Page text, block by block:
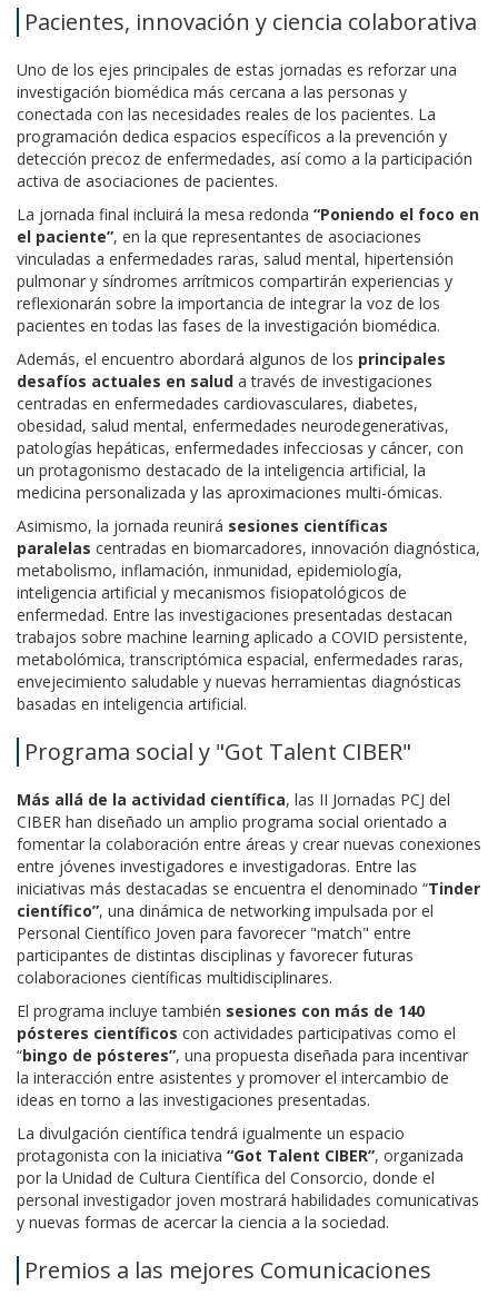
Pacientes, innovación y ciencia colaborativa
Uno de los ejes principales de estas jornadas es reforzar una
investigación biomédica más cercana a las personas y
conectada con las necesidades reales de los pacientes. La
programación dedica espacios específicos a la prevención y
detección precoz de enfermedades, así como a la participación
activa de asociaciones de pacientes.
La jornada final incluirá la mesa redonda “Poniendo el foco en
el paciente”, en la que representantes de asociaciones
vinculadas a enfermedades raras, salud mental, hipertensión
pulmonar y síndromes arrítmicos compartirán experiencias y
reflexionarán sobre la importancia de integrar la voz de los
pacientes en todas las fases de la investigación biomédica.
Además, el encuentro abordará algunos de los principales
desafíos actuales en salud a través de investigaciones
centradas en enfermedades cardiovasculares, diabetes,
obesidad, salud mental, enfermedades neurodegenerativas,
patologías hepáticas, enfermedades infecciosas y cáncer, con
un protagonismo destacado de la inteligencia artificial, la
medicina personalizada y las aproximaciones multi-ómicas.
Asimismo, la jornada reunirá sesiones científicas
paralelas centradas en biomarcadores, innovación diagnóstica,
metabolismo, inflamación, inmunidad, epidemiología,
inteligencia artificial y mecanismos fisiopatológicos de
enfermedad. Entre las investigaciones presentadas destacan
trabajos sobre machine learning aplicado a COVID persistente,
metabolómica, transcriptómica espacial, enfermedades raras,
envejecimiento saludable y nuevas herramientas diagnósticas
basadas en inteligencia artificial.
Programa social y "Got Talent CIBER"
Más allá de la actividad científica, las II Jornadas PCJ del
CIBER han diseñado un amplio programa social orientado a
fomentar la colaboración entre áreas y crear nuevas conexiones
entre jóvenes investigadores e investigadoras. Entre las
iniciativas más destacadas se encuentra el denominado “Tinder
científico”, una dinámica de networking impulsada por el
Personal Científico Joven para favorecer "match" entre
participantes de distintas disciplinas y favorecer futuras
colaboraciones científicas multidisciplinares.
El programa incluye también sesiones con más de 140
pósteres científicos con actividades participativas como el
“bingo de pósteres”, una propuesta diseñada para incentivar
la interacción entre asistentes y promover el intercambio de
ideas en torno a las investigaciones presentadas.
La divulgación científica tendrá igualmente un espacio
protagonista con la iniciativa “Got Talent CIBER”, organizada
por la Unidad de Cultura Científica del Consorcio, donde el
personal investigador joven mostrará habilidades comunicativas
y nuevas formas de acercar la ciencia a la sociedad.
Premios a las mejores Comunicaciones